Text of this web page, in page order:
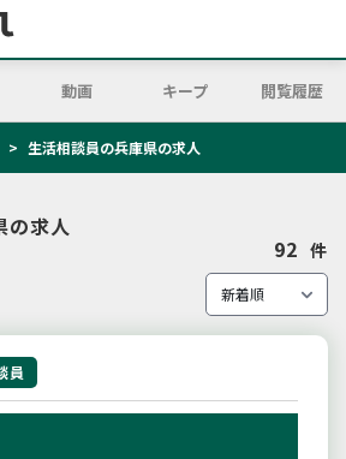
動画 キープ 閲覧履歴
生活相談員の兵庫県の求人
の求人
92 件
員